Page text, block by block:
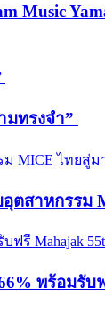
มทรงจำ”
ตสาหกรรม
พร้อมรั